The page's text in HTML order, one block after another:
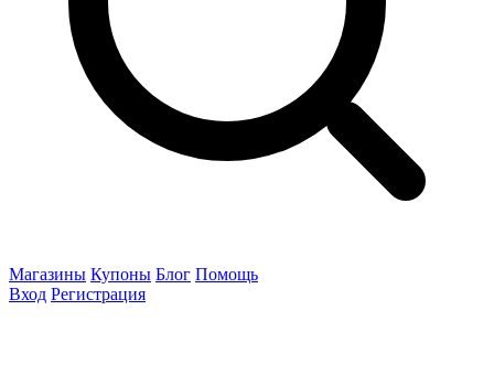
Магазины Купоны Блог Помощь
Вход Регистрация